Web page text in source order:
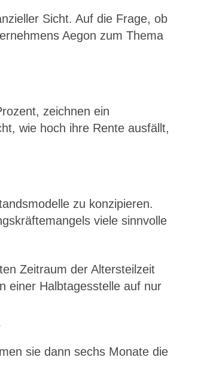
Sicht. Auf die Frage, ob
Aegon zum Thema
zeichnen ein
wie hoch ihre Rente ausfällt,
zu konzipieren.
viele sinnvolle
Zeitraum der Altersteilzeit
einer Halbtagesstelle auf nur
sie dann sechs Monate die